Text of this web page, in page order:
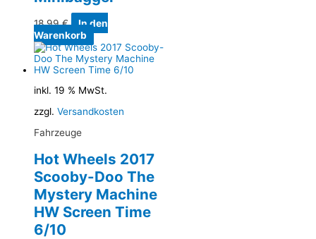
18,99€
In den
Warenkorb
inkl. 19 % MwSt.
zzgl. Versandkosten
Fahrzeuge
Hot Wheels 2017
Scooby-Doo The
Mystery Machine
HW Screen Time
6/10